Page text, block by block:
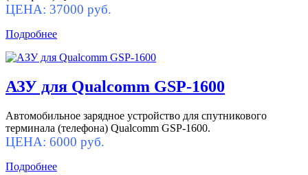
ЦЕНА: 37000 руб.
Подробнее
АЗУ для Qualcomm GSP-1600
Автомобильное зарядное устройство для спутникового
терминала (телефона) Qualcomm GSP-1600.
ЦЕНА: 6000 руб.
Подробнее